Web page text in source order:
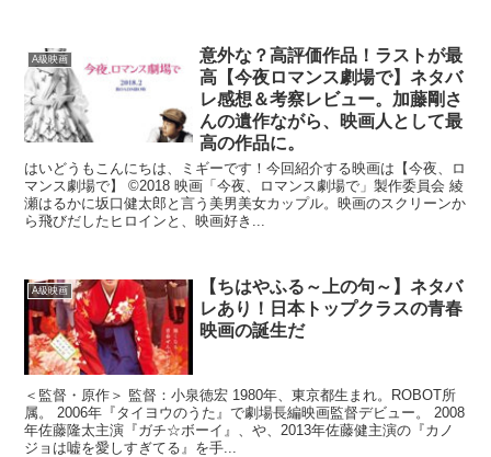
A級映画
意外な？高評価作品！ラストが最
高【今夜ロマンス劇場で】ネタバ
レ感想＆考察レビュー。加藤剛さ
んの遺作ながら、映画人として最
高の作品に。
はいどうもこんにちは、ミギーです！今回紹介する映画は【今夜、ロ
マンス劇場で】 ©2018 映画「今夜、ロマンス劇場で」製作委員会 綾
瀬はるかに坂口健太郎と言う美男美女カップル。映画のスクリーンか
ら飛びだしたヒロインと、映画好き...
A級映画
【ちはやふる～上の句～】ネタバ
レあり！日本トップクラスの青春
映画の誕生だ
＜監督・原作＞ 監督：小泉徳宏 1980年、東京都生まれ。ROBOT所
属。 2006年『タイヨウのうた』で劇場長編映画監督デビュー。 2008
年佐藤隆太主演『ガチ☆ボーイ』、や、2013年佐藤健主演の『カノ
ジョは嘘を愛しすぎてる』を手...